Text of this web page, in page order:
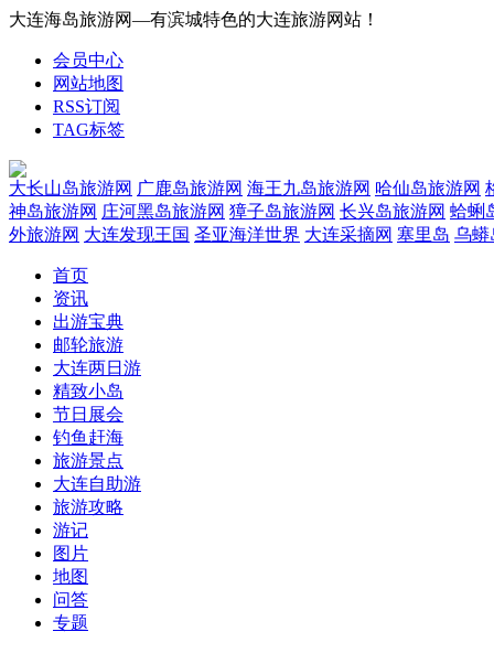
大连海岛旅游网—有滨城特色的大连旅游网站！
会员中心
网站地图
RSS订阅
TAG标签
大长山岛旅游网 广鹿岛旅游网 海王九岛旅游网 哈仙岛旅游网
神岛旅游网 庄河黑岛旅游网 獐子岛旅游网 长兴岛旅游网 蛤蜊
外旅游网 大连发现王国 圣亚海洋世界 大连采摘网 塞里岛 乌蟒
首页
资讯
出游宝典
邮轮旅游
大连两日游
精致小岛
节日展会
钓鱼赶海
旅游景点
大连自助游
旅游攻略
游记
图片
地图
问答
专题